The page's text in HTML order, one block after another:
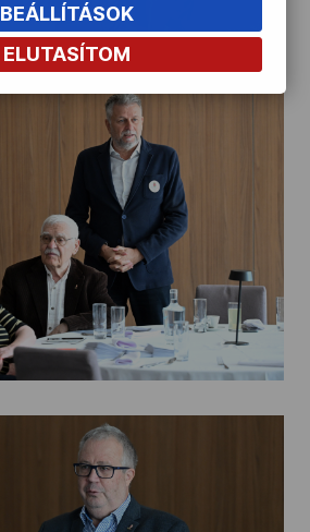
BEÁLLÍTÁSOK
ELUTASÍTOM